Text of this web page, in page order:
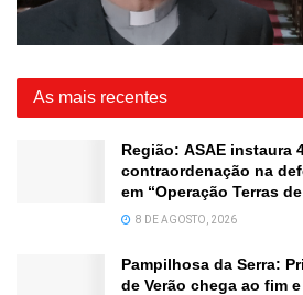
As mais recentes
Região: ASAE instaura
contraordenação na
em “Operação Terras
8 DE AGOSTO, 2026
Pampilhosa da Serra:
de Verão chega ao fim